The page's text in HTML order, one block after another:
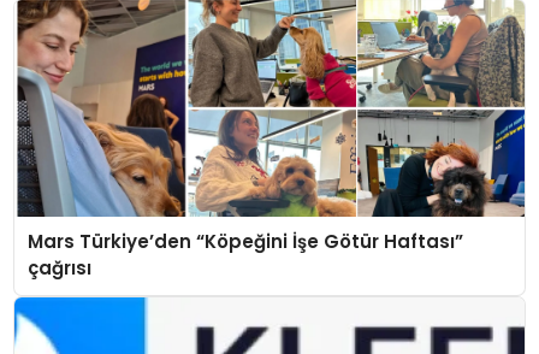
Mars Türkiye’den “Köpeğini İşe Götür Haftası”
çağrısı